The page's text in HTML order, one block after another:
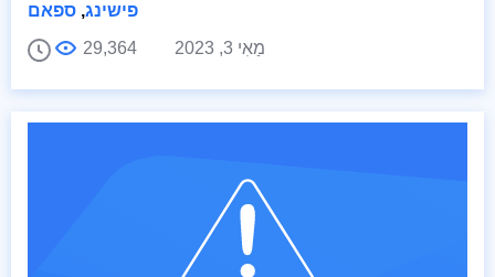
פישינג, ספאם
מַאִי 3, 2023
29,364